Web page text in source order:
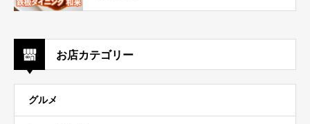
お店カテゴリー
グルメ